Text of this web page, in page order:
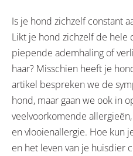
Is je hond zichzelf constant
Likt je hond zichzelf de hele
piepende ademhaling of
haar? Misschien heeft je
artikel bespreken we de
hond, maar gaan we ook in
veelvoorkomende
en vlooienallergie. Hoe kun
en het leven van je huisdier